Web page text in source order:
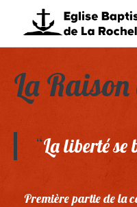
La
La liberté
Première partie de la